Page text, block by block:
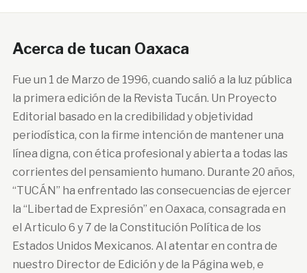
Acerca de tucan Oaxaca
Fue un 1 de Marzo de 1996, cuando salió a la luz pública
la primera edición de la Revista Tucán. Un Proyecto
Editorial basado en la credibilidad y objetividad
periodística, con la firme intención de mantener una
línea digna, con ética profesional y abierta a todas las
corrientes del pensamiento humano. Durante 20 años,
“TUCÁN” ha enfrentado las consecuencias de ejercer
la “Libertad de Expresión” en Oaxaca, consagrada en
el Articulo 6 y 7 de la Constitución Política de los
Estados Unidos Mexicanos. Al atentar en contra de
nuestro Director de Edición y de la Página web, e